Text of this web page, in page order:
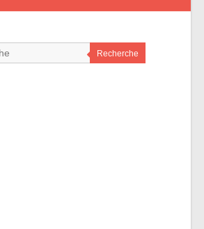
Recherche